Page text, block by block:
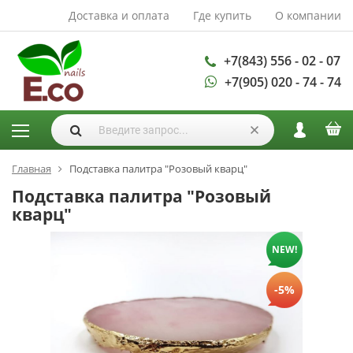
Доставка и оплата Где купить О компании
+7(843) 556 - 02 - 07
+7(905) 020 - 74 - 74
АКСЕССУАРЫ И
РАСХОДНЫЕ
МАТЕРИАЛЫ
Аксессуары
Запасные
лампы
Кисти
Одноразовая
Пилки
моделирования
Дизайн ногтей
Главная Подставка палитра "Розовый кварц"
Подставка палитра "Розовый
кварц"
NEW!
-5%